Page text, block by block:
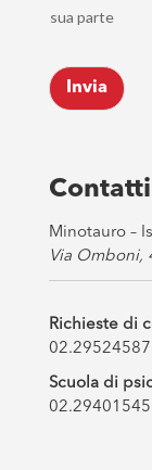
e
k
b
s
*
sua parte
Invia
Minotauro –
Via Omboni,
Richieste di
02.29524587
Scuola di
02.29401545